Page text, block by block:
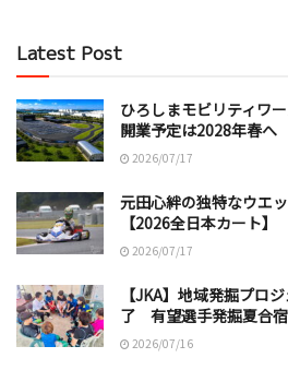
Latest Post
ひろしまモビリティワ
開業予定は2028年春へ
2026/07/17
元田心絆の独特なウエ
【2026全日本カート】
2026/07/17
【JKA】地域発掘プロ
了 有望選手発掘夏合
2026/07/16